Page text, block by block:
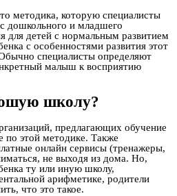
методика, которую специалисты
дошкольного и младшего
для детей с нормальным развитием
с особенностями развития этот
специалисты определяют
малыш к восприятию
школу?
предлагающих обучение
по этой методике. Также
онлайн сервисы (тренажеры,
не выходя из дома. Но,
ту или иную школу,
арифметике, родители
что это такое.